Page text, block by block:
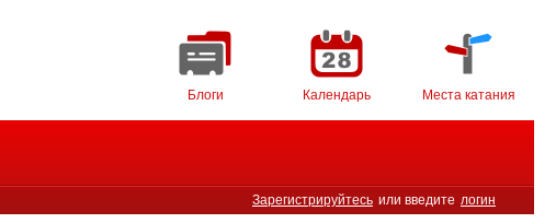
Блоги Календарь Места катания
Зарегистрируйтесь или введите логин